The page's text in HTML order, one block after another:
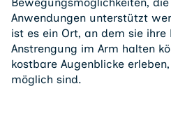
Anwendungen unterstützt
ist es ein Ort, an dem sie ihre
Anstrengung im Arm halten
kostbare Augenblicke
möglich sind.